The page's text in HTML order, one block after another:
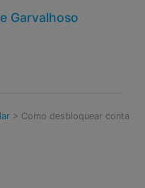
Garvalhoso
> Como desbloquear conta